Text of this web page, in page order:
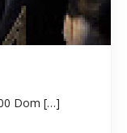
Dom […]